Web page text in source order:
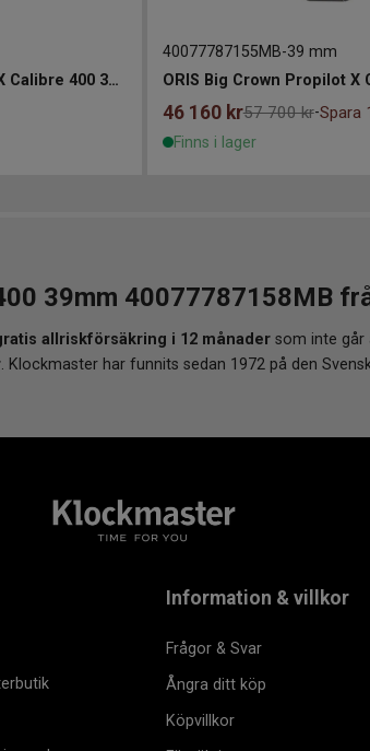
ORIS Big Crown Propilot X Calibre 400 39mm
40077787155MB-39 mm
46 160 kr57 700 kr-Spara
Finns i lager
39mm 40077787158MB
allriskförsäkring i 12 månader som inte går
. Klockmaster har funnits sedan 1972 på den
Information & villkor
Frågor & Svar
Ångra ditt köp
Köpvillkor